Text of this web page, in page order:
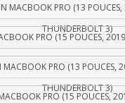
MACBOOK PRO (13
THUNDERBOLT 3)
PRO (15 POUCES,
MACBOOK PRO (13 POUCES,
THUNDERBOLT 3)
PRO (15 POUCES,